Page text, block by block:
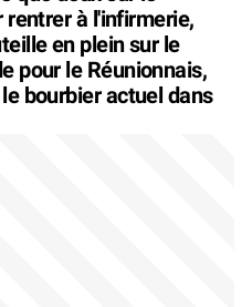
à l'infirmerie,
en plein sur le
pour le Réunionnais,
bourbier actuel dans